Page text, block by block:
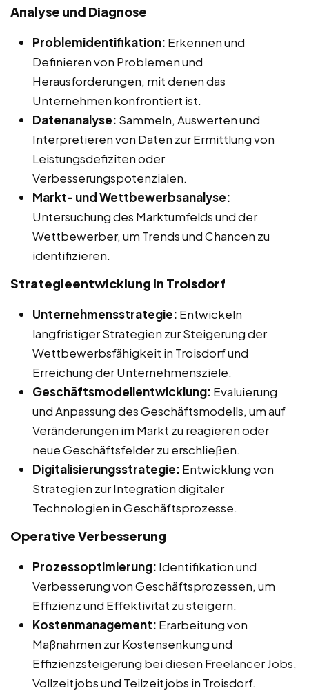
Analyse und Diagnose
Problemidentifikation: Erkennen und
Definieren von Problemen und
Herausforderungen, mit denen das
Unternehmen konfrontiert ist.
Datenanalyse: Sammeln, Auswerten und
Interpretieren von Daten zur Ermittlung von
Leistungsdefiziten oder
Verbesserungspotenzialen.
Markt- und Wettbewerbsanalyse:
Untersuchung des Marktumfelds und der
Wettbewerber, um Trends und Chancen zu
identifizieren.
Strategieentwicklung in Troisdorf
Unternehmensstrategie: Entwickeln
langfristiger Strategien zur Steigerung der
Wettbewerbsfähigkeit in Troisdorf und
Erreichung der Unternehmensziele.
Geschäftsmodellentwicklung: Evaluierung
und Anpassung des Geschäftsmodells, um auf
Veränderungen im Markt zu reagieren oder
neue Geschäftsfelder zu erschließen.
Digitalisierungsstrategie: Entwicklung von
Strategien zur Integration digitaler
Technologien in Geschäftsprozesse.
Operative Verbesserung
Prozessoptimierung: Identifikation und
Verbesserung von Geschäftsprozessen, um
Effizienz und Effektivität zu steigern.
Kostenmanagement: Erarbeitung von
Maßnahmen zur Kostensenkung und
Effizienzsteigerung bei diesen Freelancer Jobs,
Vollzeitjobs und Teilzeitjobs in Troisdorf.